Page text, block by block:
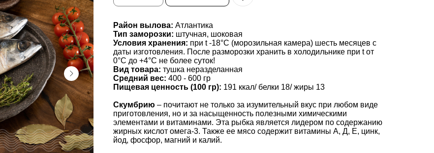
Район вылова: Атлантика
Тип заморозки: штучная, шоковая
Условия хранения: при t -18°С (морозильная камера) шесть месяцев с
даты изготовления. После разморозки хранить в холодильнике при t от
0°С до +4°С не более суток!
Вид товара: тушка неразделанная
Средний вес: 400 - 600 гр
Пищевая ценность (100 гр): 191 ккал/ белки 18/ жиры 13
Скумбрию – почитают не только за изумительный вкус при любом виде
приготовления, но и за насыщенность полезными химическими
элементами и витаминами. Эта рыбка является лидером по содержанию
жирных кислот омега-3. Также ее мясо содержит витамины А, Д, Е, цинк,
йод, фосфор, магний и калий.